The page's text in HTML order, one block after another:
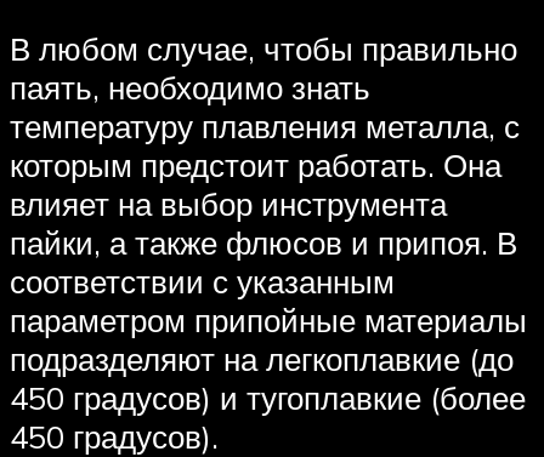
В любом случае, чтобы правильно
паять, необходимо знать
температуру плавления металла, с
которым предстоит работать. Она
влияет на выбор инструмента
пайки, а также флюсов и припоя. В
соответствии с указанным
параметром припойные материалы
подразделяют на легкоплавкие (до
450 градусов) и тугоплавкие (более
450 градусов).